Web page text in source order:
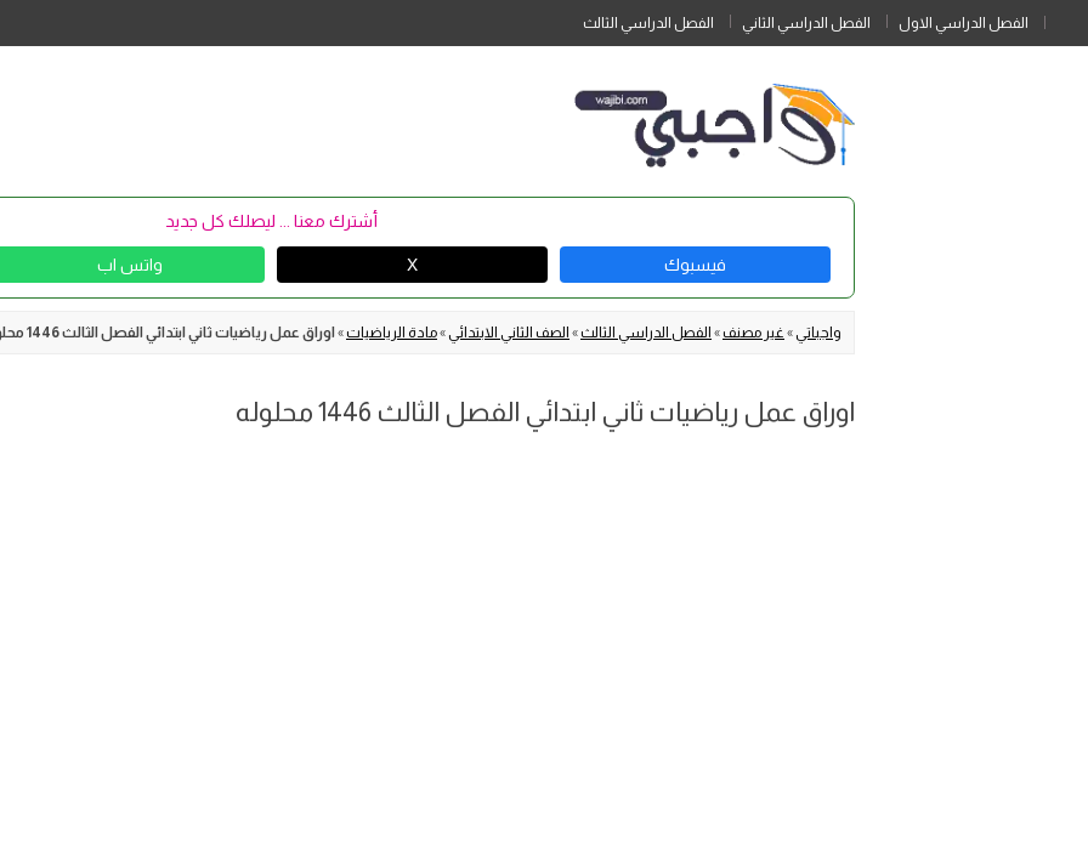
الفصل الدراسي الاول الفصل الدراسي الثاني الفصل الدراسي الثالث
أشترك معنا ... ليصلك كل جديد
فيسبوك X واتس اب
واجباتي » غير مصنف» الفصل الدراسي الثالث» الصف الثاني الابتدائي »مادة الرياضيات» اوراق عمل رياضيات ثاني ابتدائي الفصل الثالث 1446 محلوله
اوراق عمل رياضيات ثاني ابتدائي الفصل الثالث 1446 محلوله